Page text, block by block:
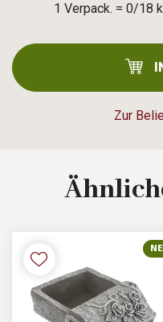
1 Verpack. = 0/18
Zur